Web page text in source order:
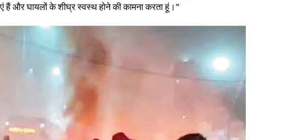
हैं और घायलों के शीघ्र स्वस्थ होने की कामना करता हूं।”